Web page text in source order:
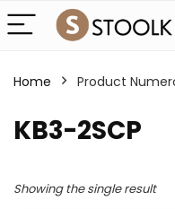
Home Product
‎KB3-2SCP
Showing the single result